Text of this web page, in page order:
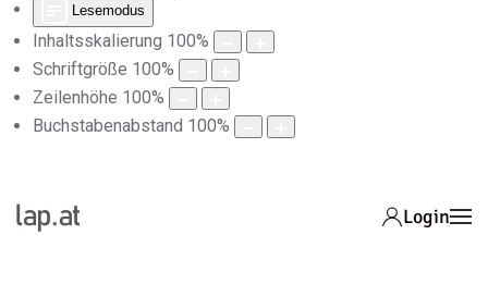
Lesemodus
Inhaltsskalierung 100%
Schriftgröße 100%
Zeilenhöhe 100%
Buchstabenabstand 100%
Login